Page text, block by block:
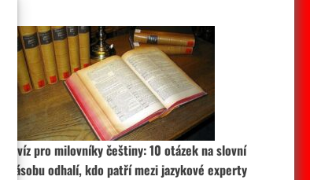
Kvíz pro milovníky češtiny: 10 otázek na slovní
zásobu odhalí, kdo patří mezi jazykové experty